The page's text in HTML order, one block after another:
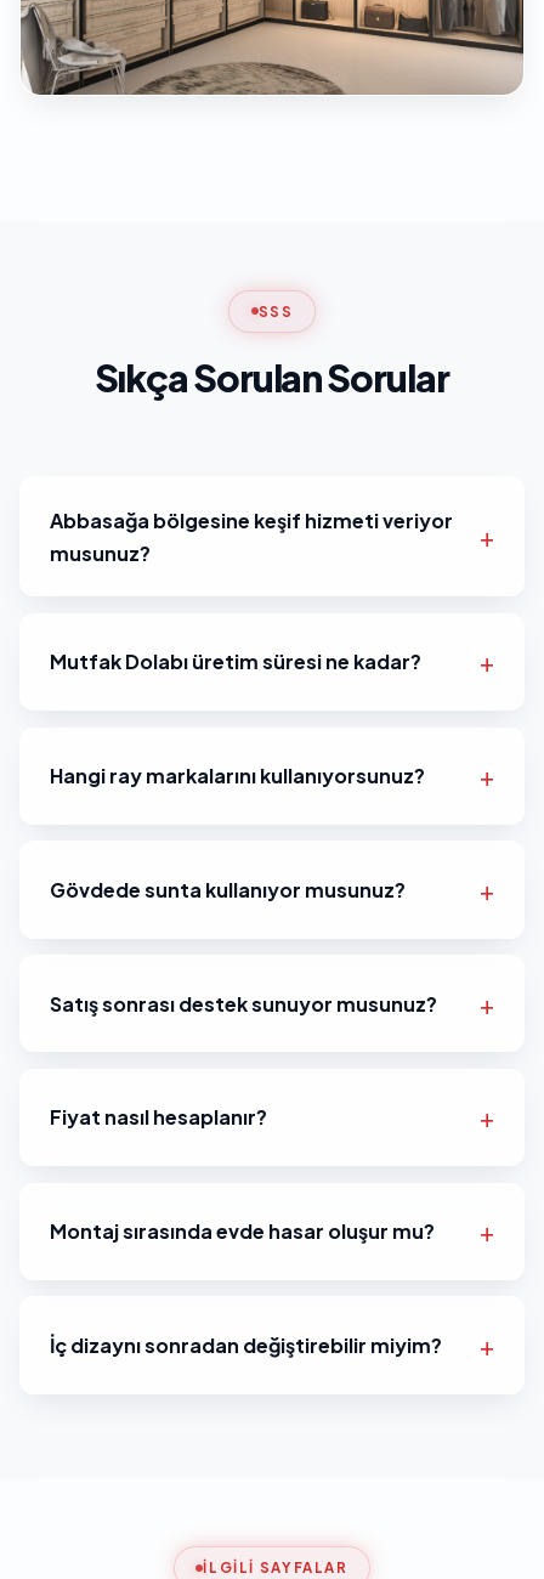
SSS
Sıkça Sorulan Sorular
Abbasağa bölgesine keşif hizmeti veriyor
musunuz?
Mutfak Dolabı üretim süresi ne kadar?
Hangi ray markalarını kullanıyorsunuz?
Gövdede sunta kullanıyor musunuz?
Satış sonrası destek sunuyor musunuz?
Fiyat nasıl hesaplanır?
Montaj sırasında evde hasar oluşur mu?
İç dizaynı sonradan değiştirebilir miyim?
İLGILI SAYFALAR